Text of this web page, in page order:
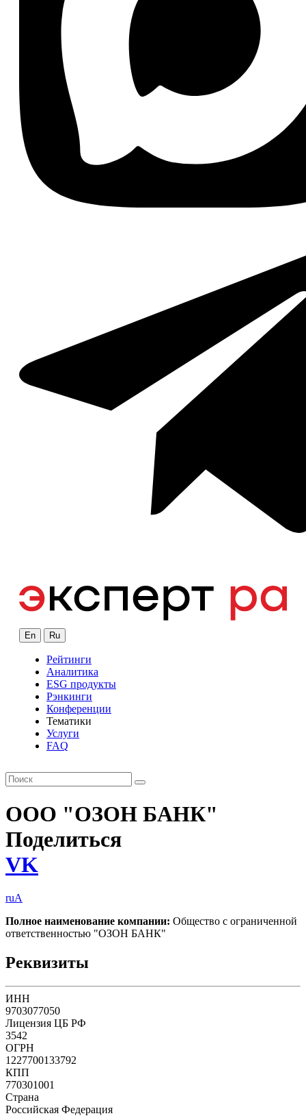
En Ru
Рейтинги
Аналитика
ESG продукты
Рэнкинги
Конференции
Тематики
Услуги
FAQ
ООО "ОЗОН БАНК"
Поделиться
VK
ruA
Полное наименование компании: Общество с ограниченной
ответственностью "ОЗОН БАНК"
Реквизиты
ИНН
9703077050
Лицензия ЦБ РФ
3542
ОГРН
1227700133792
КПП
770301001
Страна
Российская Федерация